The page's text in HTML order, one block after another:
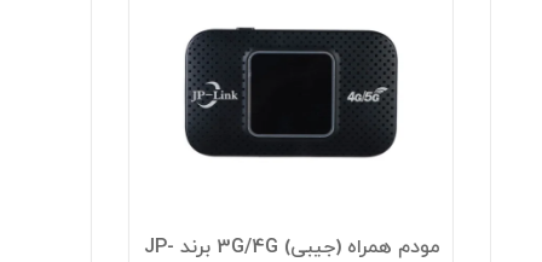
مودم همراه (جیبی) 3G/4G برند JP-